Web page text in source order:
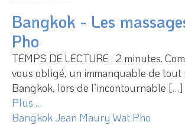
Bangkok - Les
Pho
TEMPS DE LECTURE : 2 minutes.
vous obligé, un immanquable de tout
Bangkok, lors de l’incontournable […]
Plus…
BangkokJean Maury Wat Pho